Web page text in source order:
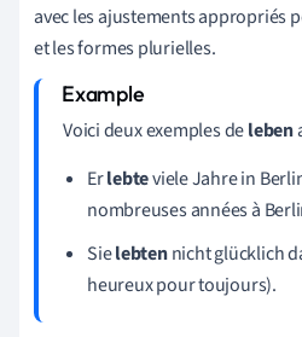
avec les ajustements appropriés
et les formes plurielles.
Voici deux exemples deleben
Erlebteviele Jahre in
nombreuses années à
Sielebtennicht glücklich
heureux pour toujours).